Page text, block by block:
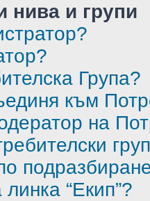
нива и групи
Група?
към
на
“Екип”?